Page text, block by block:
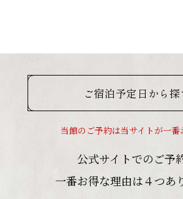
ご宿泊予定日から探
当館のご予約は当サイトが一番
公式サイトでのご予
一番お得な理由は４つあ